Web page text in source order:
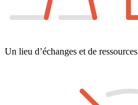
Un lieu d’échanges et de ressources